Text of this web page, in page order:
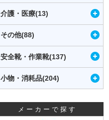
介護・医療(13)
その他(88)
安全靴・作業靴(137)
小物・消耗品(204)
メーカーで探す